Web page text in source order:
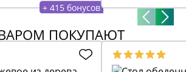
+ 415 бонусов
ПОКУПАЮТ